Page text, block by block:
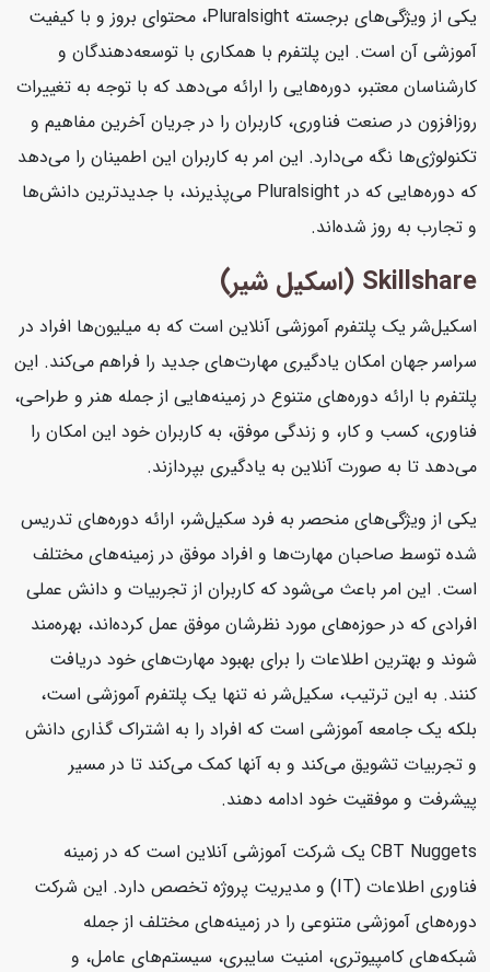
یکی از ویژگی‌های برجسته Pluralsight، محتوای بروز و با کیفیت
آموزشی آن است. این پلتفرم با همکاری با توسعه‌دهندگان و
کارشناسان معتبر، دوره‌هایی را ارائه می‌دهد که با توجه به تغییرات
روزافزون در صنعت فناوری، کاربران را در جریان آخرین مفاهیم و
تکنولوژی‌ها نگه می‌دارد. این امر به کاربران این اطمینان را می‌دهد
که دوره‌هایی که در Pluralsight می‌پذیرند، با جدیدترین دانش‌ها
و تجارب به روز شده‌اند.
Skillshare (اسکیل شیر)
اسکیل‌شر یک پلتفرم آموزشی آنلاین است که به میلیون‌ها افراد در
سراسر جهان امکان یادگیری مهارت‌های جدید را فراهم می‌کند. این
پلتفرم با ارائه دوره‌های متنوع در زمینه‌هایی از جمله هنر و طراحی،
فناوری، کسب و کار، و زندگی موفق، به کاربران خود این امکان را
می‌دهد تا به صورت آنلاین به یادگیری بپردازند.
یکی از ویژگی‌های منحصر به فرد سکیل‌شر، ارائه دوره‌های تدریس
شده توسط صاحبان مهارت‌ها و افراد موفق در زمینه‌های مختلف
است. این امر باعث می‌شود که کاربران از تجربیات و دانش عملی
افرادی که در حوزه‌های مورد نظرشان موفق عمل کرده‌اند، بهره‌مند
شوند و بهترین اطلاعات را برای بهبود مهارت‌های خود دریافت
کنند. به این ترتیب، سکیل‌شر نه تنها یک پلتفرم آموزشی است،
بلکه یک جامعه آموزشی است که افراد را به اشتراک گذاری دانش
و تجربیات تشویق می‌کند و به آنها کمک می‌کند تا در مسیر
پیشرفت و موفقیت خود ادامه دهند.
CBT Nuggets یک شرکت آموزشی آنلاین است که در زمینه
فناوری اطلاعات (IT) و مدیریت پروژه تخصص دارد. این شرکت
دوره‌های آموزشی متنوعی را در زمینه‌های مختلف از جمله
شبکه‌های کامپیوتری، امنیت سایبری، سیستم‌های عامل، و